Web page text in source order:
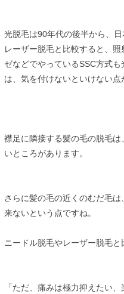
光脱毛は90年代の後半から、
レーザー脱毛と比較すると、
ゼなどでやっているSSC方式
は、気を付けないといけない点
襟足に隣接する髪の毛の脱毛
いところがあります。
さらに髪の毛の近くのむだ毛
来ないという点ですね。
ニードル脱毛やレーザー脱毛
「ただ、痛みは極力抑えたい